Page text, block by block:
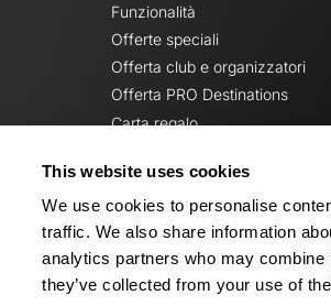
This website uses cookies
We use cookies to personalise
traffic. We also share information
analytics partners who may combine
they’ve collected from your use of
Funzionalità
Offerte speciali
Offerta club e organizzatori
Offerta PRO Destinations
Carta regalo